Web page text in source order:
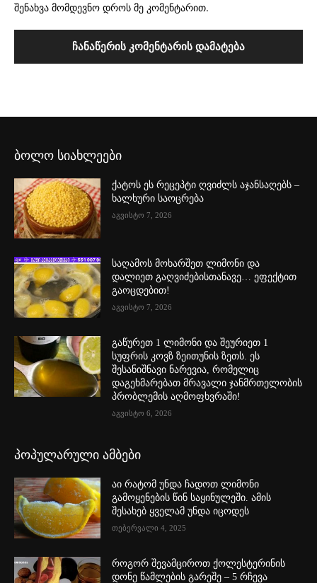
შენახვა მომდევნო დროს მე კომენტარით.
ბოლო სიახლეები
ქატოს ეს რეცეპტი ღვიძლს აჯანსაღებს –
ხალხური საოცრება
აგვისტო 7, 2026
საღამოს მოხარშეთ ლიმონი და
დალიეთ გაღვიძებისთანავე… ეფექტით
გაოცდებით!
აგვისტო 7, 2026
გაწურეთ 1 ლიმონი და შეურიეთ 1
სუფრის კოვზ ზეითუნის ზეთს. ეს
შესანიშნავი ნარევია, რომელიც
დაგეხმარებათ მრავალი ჯანმრთელობის
პრობლემის აღმოფხვრაში!
აგვისტო 6, 2026
პოპულარული ამბები
აი რატომ უნდა ჩადოთ ლიმონი
გამოყენების წინ საყინულეში. ამის
შესახებ ყველამ უნდა იცოდეს
თებერვალი 4, 2025
როგორ შევამციროთ ქოლესტერინის
დონე წამლების გარეშე – 5 რჩევა